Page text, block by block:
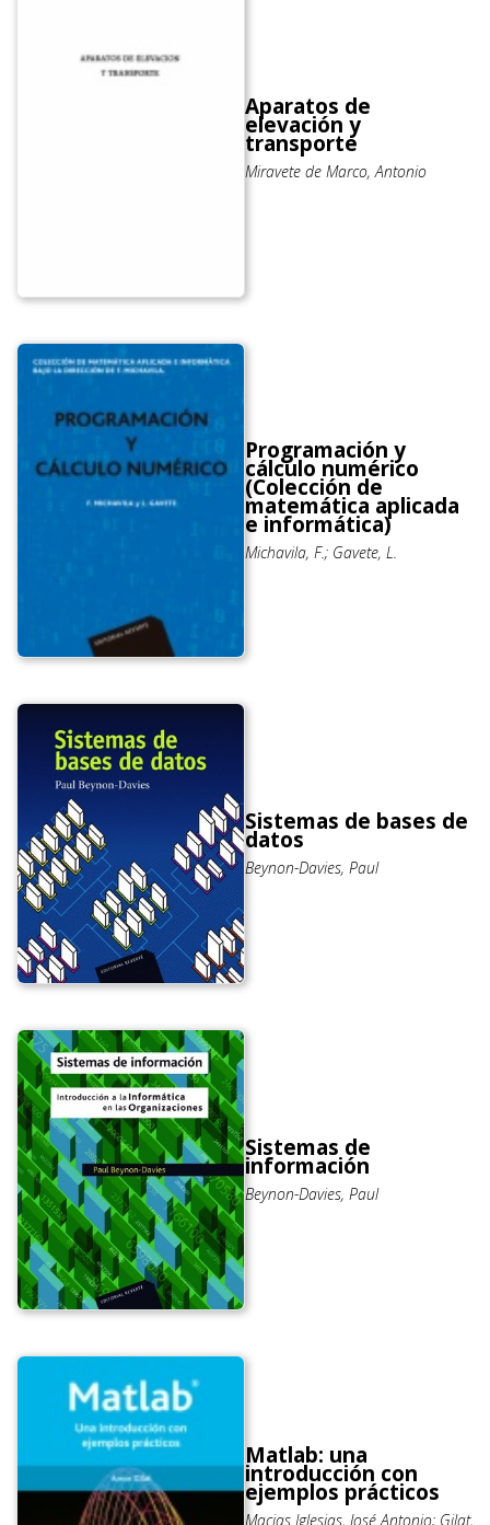
Aparatos de
elevación y
transporte
Miravete de Marco, Antonio
Programación y
cálculo numérico
(Colección de
matemática aplicada
e informática)
Michavila, F.; Gavete, L.
Sistemas de bases de
datos
Beynon-Davies, Paul
Sistemas de
información
Beynon-Davies, Paul
Matlab: una
introducción con
ejemplos prácticos
Macias Iglesias, José Antonio; Gilat,